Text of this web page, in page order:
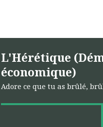
L'Hérétique
économique)
Adore ce que tu as brûlé,